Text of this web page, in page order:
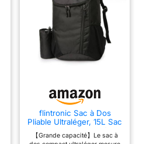
flintronic Sac à Dos
Pliable Ultraléger, 15L Sac
à Dos de Randonnée,
Sac à dos Imperméable
【Grande capacité】Le sac à